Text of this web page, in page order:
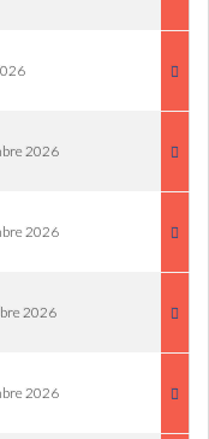
2026
2026
2026
2026